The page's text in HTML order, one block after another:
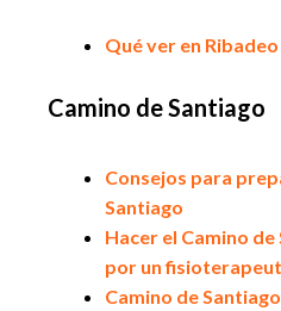
Qué ver en
Camino de Santiago
Consejos para
Santiago
Hacer el Camino
por un
Camino de